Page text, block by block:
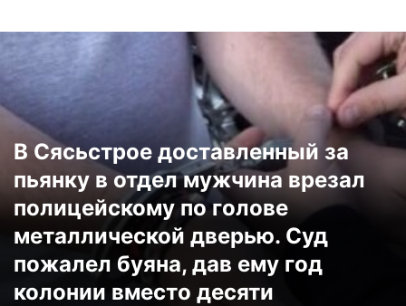
В Сясьстрое доставленный за
пьянку в отдел мужчина врезал
полицейскому по голове
металлической дверью. Суд
пожалел буяна, дав ему год
колонии вместо десяти